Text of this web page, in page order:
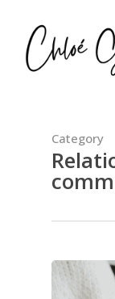
content
Category